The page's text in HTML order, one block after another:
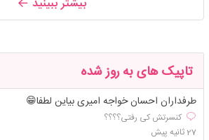
تاپیک های به روز شده
طرفداران احسان خواجه امیری بیاین لطفا😁
کنسرتش کی رفتی؟؟؟؟
27 ثانیه پیش